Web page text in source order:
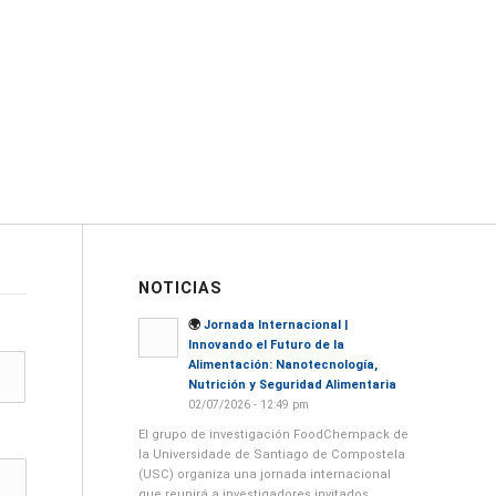
NOTICIAS
🌍 Jornada Internacional |
Innovando el Futuro de la
Alimentación: Nanotecnología,
Nutrición y Seguridad Alimentaria
02/07/2026 - 12:49 pm
El grupo de investigación FoodChempack de
la Universidade de Santiago de Compostela
(USC) organiza una jornada internacional